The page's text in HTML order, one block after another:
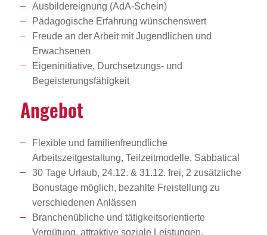
Ausbildereignung (AdA-Schein)
Pädagogische Erfahrung wünschenswert
Freude an der Arbeit mit Jugendlichen und
Erwachsenen
Eigeninitiative, Durchsetzungs- und
Begeisterungsfähigkeit
Angebot
Flexible und familienfreundliche
Arbeitszeitgestaltung, Teilzeitmodelle, Sabbatical
30 Tage Urlaub, 24.12. & 31.12. frei, 2 zusätzliche
Bonustage möglich, bezahlte Freistellung zu
verschiedenen Anlässen
Branchenübliche und tätigkeitsorientierte
Vergütung, attraktive soziale Leistungen,